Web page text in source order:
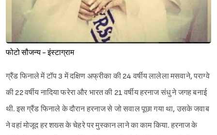
फोटो सौजन्य - इंस्टाग्राम
ग्रैंड फिनाले में टॉप 3 में दक्षिण अफ्रीका की 24 वर्षीय लालेला मसवाने, पराग्वे
की 22 वर्षीय नादिया फरेरा और भारत की 21 वर्षीय हरनाज संधु ने जगह बनाई
थी. इस ग्रैंड फिनाले के दौरान हरनाज से जो सवाल पूछा गया था, उसके जवाब
ने वहां मोजूद हर शख्स के चेहरे पर मुस्कान लाने का काम किया. हरनाज के